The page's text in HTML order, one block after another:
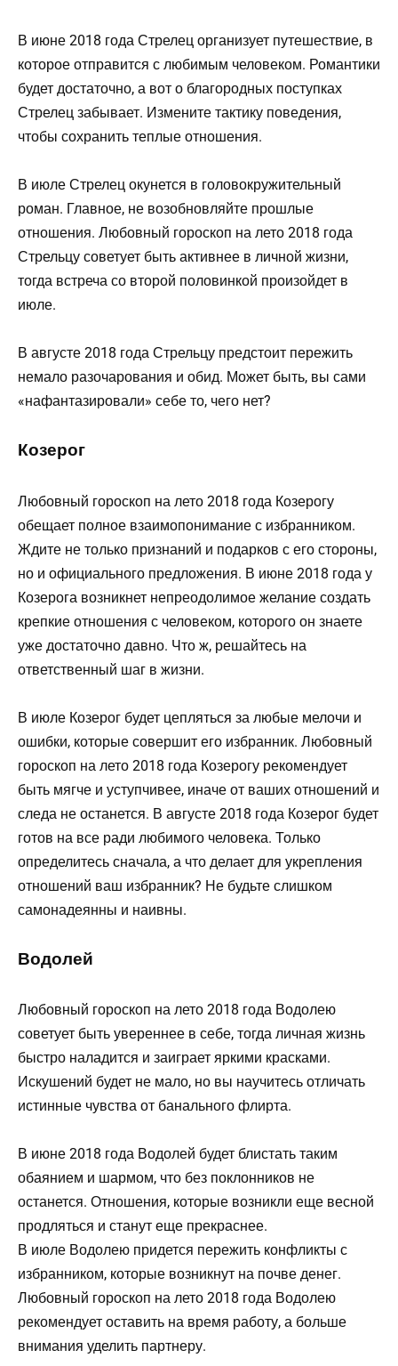
В июне 2018 года Стрелец организует путешествие, в
которое отправится с любимым человеком. Романтики
будет достаточно, а вот о благородных поступках
Стрелец забывает. Измените тактику поведения,
чтобы сохранить теплые отношения.
В июле Стрелец окунется в головокружительный
роман. Главное, не возобновляйте прошлые
отношения. Любовный гороскоп на лето 2018 года
Стрельцу советует быть активнее в личной жизни,
тогда встреча со второй половинкой произойдет в
июле.
В августе 2018 года Стрельцу предстоит пережить
немало разочарования и обид. Может быть, вы сами
«нафантазировали» себе то, чего нет?
Козерог
Любовный гороскоп на лето 2018 года Козерогу
обещает полное взаимопонимание с избранником.
Ждите не только признаний и подарков с его стороны,
но и официального предложения. В июне 2018 года у
Козерога возникнет непреодолимое желание создать
крепкие отношения с человеком, которого он знаете
уже достаточно давно. Что ж, решайтесь на
ответственный шаг в жизни.
В июле Козерог будет цепляться за любые мелочи и
ошибки, которые совершит его избранник. Любовный
гороскоп на лето 2018 года Козерогу рекомендует
быть мягче и уступчивее, иначе от ваших отношений и
следа не останется. В августе 2018 года Козерог будет
готов на все ради любимого человека. Только
определитесь сначала, а что делает для укрепления
отношений ваш избранник? Не будьте слишком
самонадеянны и наивны.
Водолей
Любовный гороскоп на лето 2018 года Водолею
советует быть увереннее в себе, тогда личная жизнь
быстро наладится и заиграет яркими красками.
Искушений будет не мало, но вы научитесь отличать
истинные чувства от банального флирта.
В июне 2018 года Водолей будет блистать таким
обаянием и шармом, что без поклонников не
останется. Отношения, которые возникли еще весной
продляться и станут еще прекраснее.
В июле Водолею придется пережить конфликты с
избранником, которые возникнут на почве денег.
Любовный гороскоп на лето 2018 года Водолею
рекомендует оставить на время работу, а больше
внимания уделить партнеру.